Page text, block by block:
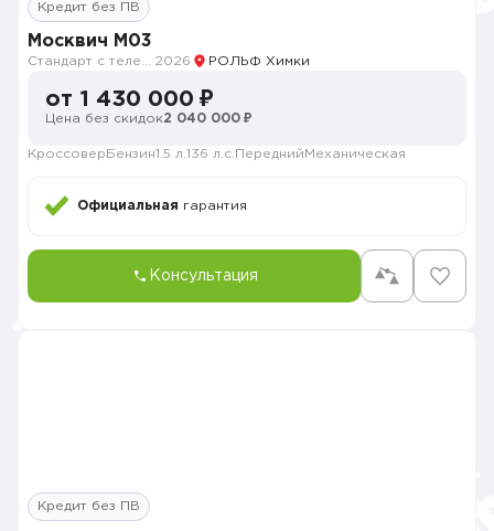
Кредит без ПВ
Москвич M03
2026 РОЛЬФ Химки
от 1 430 000 ₽
Цена без скидок2 040 000 ₽
Кроссовер Бензин1.5 л. 136 л.с. Передний Механическая
Официальная гарантия
Консультация
Кредит без ПВ